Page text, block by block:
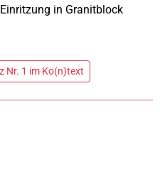
Einritzung in Granitblock
Satz Nr. 1 im Ko(n)text